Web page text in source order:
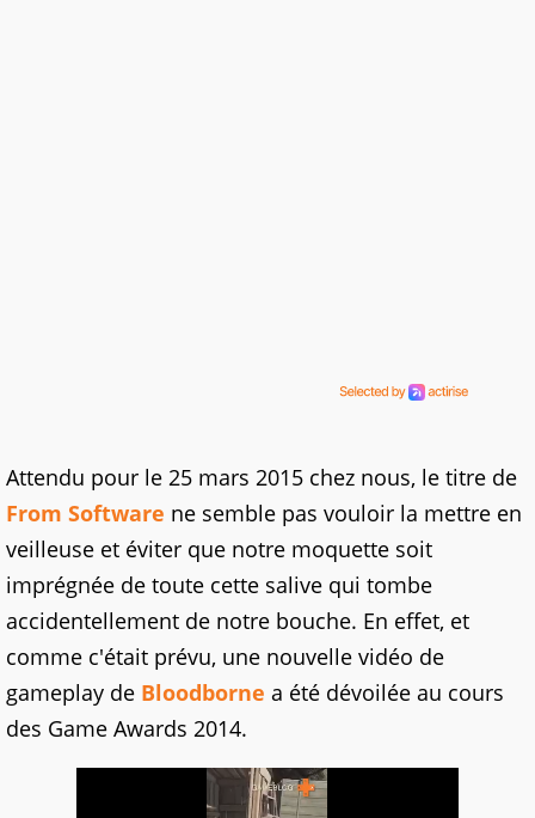
Attendu pour le 25 mars 2015 chez nous, le titre de
From Software ne semble pas vouloir la mettre en
veilleuse et éviter que notre moquette soit
imprégnée de toute cette salive qui tombe
accidentellement de notre bouche. En effet, et
comme c'était prévu, une nouvelle vidéo de
gameplay de Bloodborne a été dévoilée au cours
des Game Awards 2014.